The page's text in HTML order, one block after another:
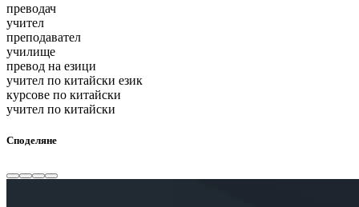
преводач
учител
преподавател
училище
превод на езици
учител по китайски език
курсове по китайски
учител по китайски
Споделяне